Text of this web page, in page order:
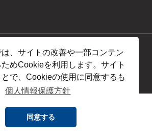
、サイトの改善や一部コンテン
めCookieを利用します。サイト
で、Cookieの使用に同意するも
個人情報保護方針
同意する